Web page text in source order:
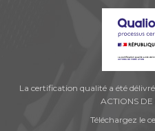
La certification qualité a été
ACTIONS
Téléchargez le